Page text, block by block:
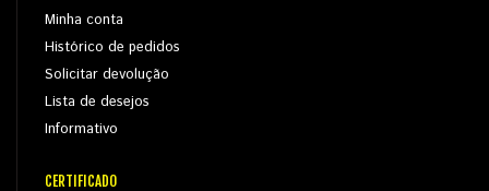
Minha conta
Histórico de pedidos
Solicitar devolução
Lista de desejos
Informativo
CERTIFICADO